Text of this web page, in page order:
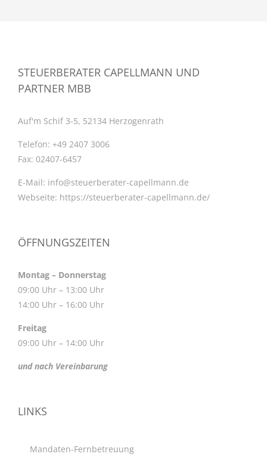
STEUERBERATER CAPELLMANN UND
PARTNER MBB
Auf'm Schif 3-5, 52134 Herzogenrath
Telefon: +49 2407 3006
Fax: 02407-6457
E-Mail: info@steuerberater-capellmann.de
Webseite: https://steuerberater-capellmann.de/
ÖFFNUNGSZEITEN
Montag – Donnerstag
09:00 Uhr – 13:00 Uhr
14:00 Uhr – 16:00 Uhr
Freitag
09:00 Uhr – 14:00 Uhr
und nach Vereinbarung
LINKS
Mandaten-Fernbetreuung